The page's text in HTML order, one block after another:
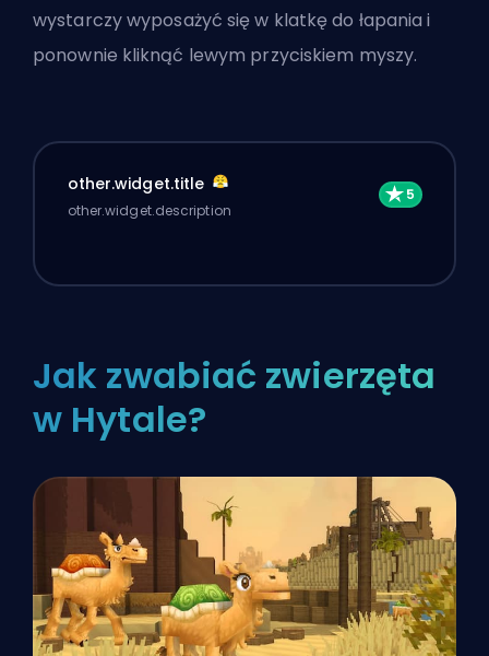
wystarczy wyposażyć się w klatkę do łapania i
ponownie kliknąć lewym przyciskiem myszy.
other.widget.title
other.widget.description
Jak zwabiać zwierzęta
w Hytale?